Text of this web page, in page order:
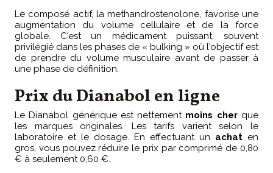
Le composé actif, la methandrostenolone, favorise une
augmentation du volume cellulaire et de la force
globale. C'est un médicament puissant, souvent
privilégié dans les phases de « bulking » où l'objectif est
de prendre du volume musculaire avant de passer à
une phase de définition.
Prix du Dianabol en ligne
Le Dianabol générique est nettement moins cherque
les marques originales. Les tarifs varient selon le
laboratoire et le dosage. En effectuant un achat en
gros, vous pouvez réduire le prix par comprimé de 0,80
€ à seulement 0,60 €.